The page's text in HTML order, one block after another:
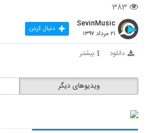
۳۸۳
SevinMusic
۲۱ مرداد ۱۳۹۷ دنبال کردن
دانلود بیشتر
ویدیوهای دیگر